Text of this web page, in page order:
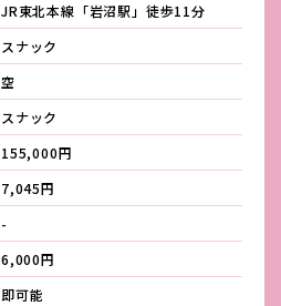
JR東北本線「岩沼駅」徒歩11分
スナック
空
スナック
155,000円
7,045円
-
6,000円
即可能